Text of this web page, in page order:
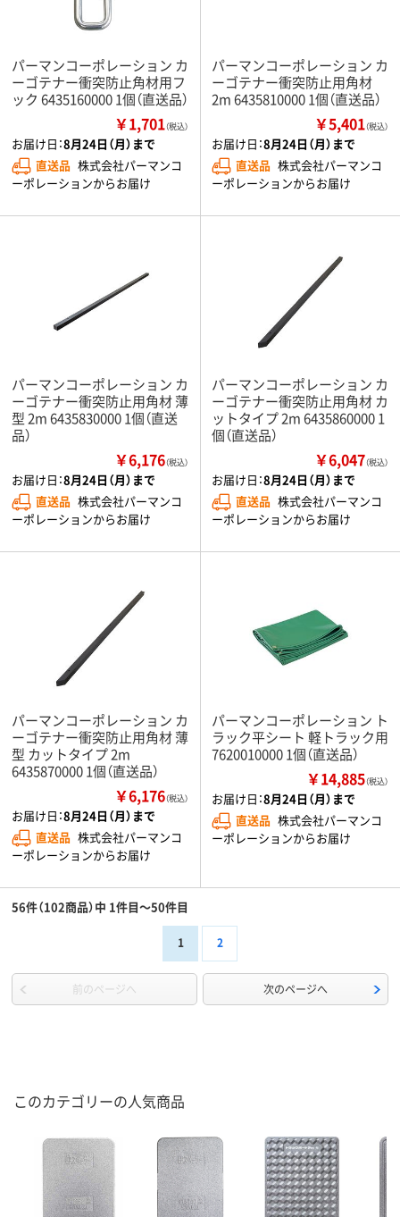
パーマンコーポレーション カ
ーゴテナー衝突防止角材用フ
ック 6435160000 1個（直送品）
￥1,701（税込）
お届け日：8月24日（月）まで
直送品 株式会社パーマンコ
ーポレーションからお届け
パーマンコーポレーション カ
ーゴテナー衝突防止用角材
2m 6435810000 1個（直送品）
￥5,401（税込）
お届け日：8月24日（月）まで
直送品 株式会社パーマンコ
ーポレーションからお届け
パーマンコーポレーション カ
ーゴテナー衝突防止用角材 薄
型 2m 6435830000 1個（直送
品）
￥6,176（税込）
お届け日：8月24日（月）まで
直送品 株式会社パーマンコ
ーポレーションからお届け
パーマンコーポレーション カ
ーゴテナー衝突防止用角材 カ
ットタイプ 2m 6435860000 1
個（直送品）
￥6,047（税込）
お届け日：8月24日（月）まで
直送品 株式会社パーマンコ
ーポレーションからお届け
パーマンコーポレーション カ
ーゴテナー衝突防止用角材 薄
型 カットタイプ 2m
6435870000 1個（直送品）
￥6,176（税込）
お届け日：8月24日（月）まで
直送品 株式会社パーマンコ
ーポレーションからお届け
パーマンコーポレーション ト
ラック平シート 軽トラック用
7620010000 1個（直送品）
￥14,885（税込）
お届け日：8月24日（月）まで
直送品 株式会社パーマンコ
ーポレーションからお届け
56件（102商品）中 1件目～50件目
1 2
前のページへ 次のページへ
このカテゴリーの人気商品